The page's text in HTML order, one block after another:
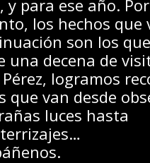
y para ese año.
los hechos que
son los
una decena de
Pérez, logramos
que van desde
luces hasta